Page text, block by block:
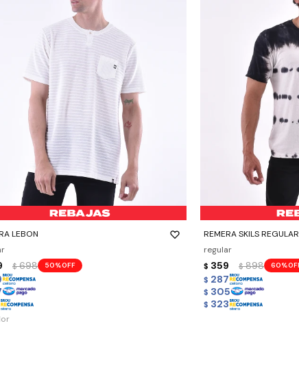
LEBON
$ 698 50
+
REMERA SKILS REGULAR
regular
$ 359 $ 898 60
$ 287
$ 305
$ 323
- +